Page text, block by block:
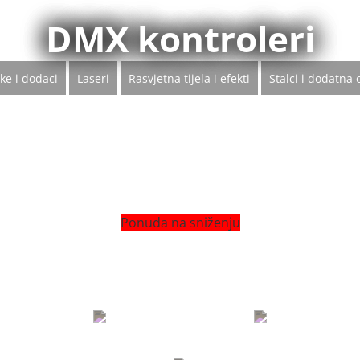
DMX kontroleri
i dodaci Laseri Rasvjetna tijela i efekti Stalci i dodatna
Ponuda na sniženju